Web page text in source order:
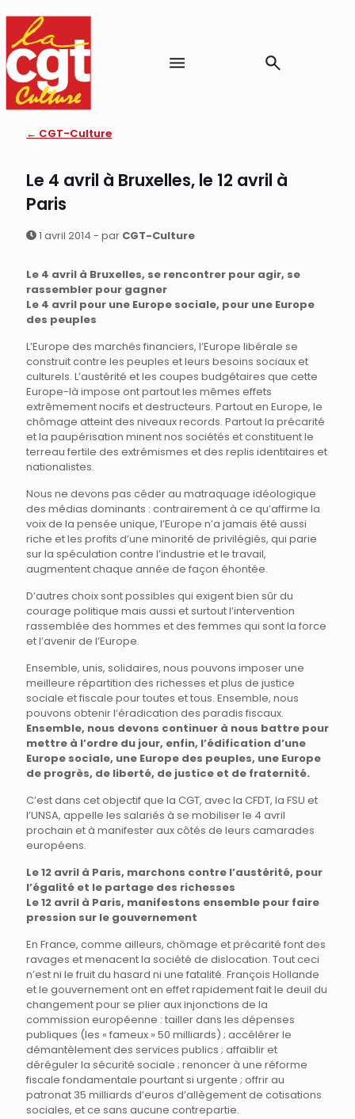
← CGT-Culture
Le 4 avril à Bruxelles, le 12 avril à
Paris
1 avril 2014 - par CGT-Culture
Le 4 avril à Bruxelles, se rencontrer pour agir, se
rassembler pour gagner
Le 4 avril pour une Europe sociale, pour une Europe
des peuples
L’Europe des marchés financiers, l’Europe libérale se
construit contre les peuples et leurs besoins sociaux et
culturels. L’austérité et les coupes budgétaires que cette
Europe-là impose ont partout les mêmes effets
extrêmement nocifs et destructeurs. Partout en Europe, le
chômage atteint des niveaux records. Partout la précarité
et la paupérisation minent nos sociétés et constituent le
terreau fertile des extrémismes et des replis identitaires et
nationalistes.
Nous ne devons pas céder au matraquage idéologique
des médias dominants : contrairement à ce qu’affirme la
voix de la pensée unique, l’Europe n’a jamais été aussi
riche et les profits d’une minorité de privilégiés, qui parie
sur la spéculation contre l’industrie et le travail,
augmentent chaque année de façon éhontée.
D’autres choix sont possibles qui exigent bien sûr du
courage politique mais aussi et surtout l’intervention
rassemblée des hommes et des femmes qui sont la force
et l’avenir de l’Europe.
Ensemble, unis, solidaires, nous pouvons imposer une
meilleure répartition des richesses et plus de justice
sociale et fiscale pour toutes et tous. Ensemble, nous
pouvons obtenir l’éradication des paradis fiscaux.
Ensemble, nous devons continuer à nous battre pour
mettre à l’ordre du jour, enfin, l’édification d’une
Europe sociale, une Europe des peuples, une Europe
de progrès, de liberté, de justice et de fraternité.
C’est dans cet objectif que la CGT, avec la CFDT, la FSU et
l’UNSA, appelle les salariés à se mobiliser le 4 avril
prochain et à manifester aux côtés de leurs camarades
européens.
Le 12 avril à Paris, marchons contre l’austérité, pour
l’égalité et le partage des richesses
Le 12 avril à Paris, manifestons ensemble pour faire
pression sur le gouvernement
En France, comme ailleurs, chômage et précarité font des
ravages et menacent la société de dislocation. Tout ceci
n’est ni le fruit du hasard ni une fatalité. François Hollande
et le gouvernement ont en effet rapidement fait le deuil du
changement pour se plier aux injonctions de la
commission européenne : tailler dans les dépenses
publiques (les « fameux » 50 milliards) ; accélérer le
démantèlement des services publics ; affaiblir et
déréguler la sécurité sociale ; renoncer à une réforme
fiscale fondamentale pourtant si urgente ; offrir au
patronat 35 milliards d’euros d’allègement de cotisations
sociales, et ce sans aucune contrepartie.